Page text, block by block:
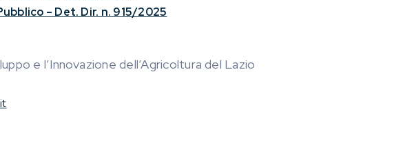
– Det. Dir. n. 915/2025
e l’Innovazione dell’Agricoltura del Lazio